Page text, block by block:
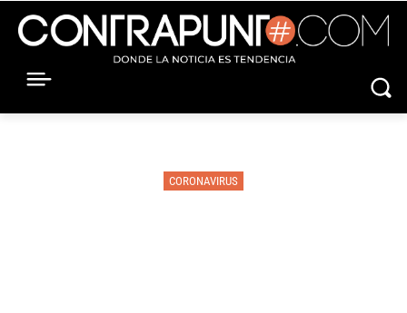
CORONAVIRUS